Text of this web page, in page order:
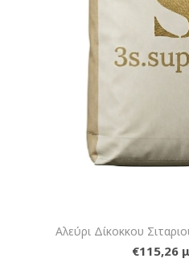
Αλεύρι Δίκοκκου
€115,26